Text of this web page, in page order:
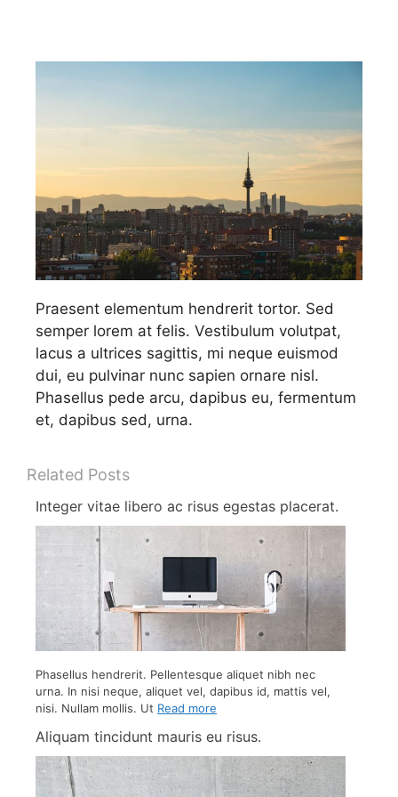
Praesent elementum hendrerit tortor. Sed
semper lorem at felis. Vestibulum volutpat,
lacus a ultrices sagittis, mi neque euismod
dui, eu pulvinar nunc sapien ornare nisl.
Phasellus pede arcu, dapibus eu, fermentum
et, dapibus sed, urna.
Related Posts
Integer vitae libero ac risus egestas placerat.
Phasellus hendrerit. Pellentesque aliquet nibh nec
urna. In nisi neque, aliquet vel, dapibus id, mattis vel,
nisi. Nullam mollis. Ut Read more
Aliquam tincidunt mauris eu risus.